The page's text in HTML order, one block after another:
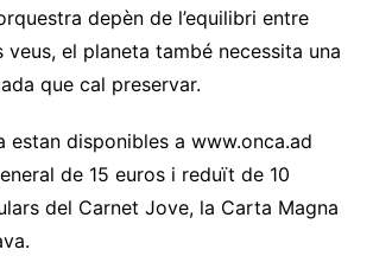
depèn de l’equilibri entre
veus, el planeta també necessita una
que cal preservar.
estan disponibles a www.onca.ad
de 15 euros i reduït de 10
del Carnet Jove, la Carta Magna